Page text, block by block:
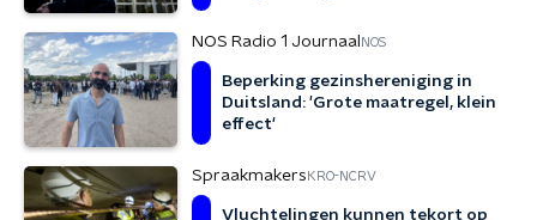
NOS Radio 1 Journaal NOS
Beperking gezinshereniging in
Duitsland: 'Grote maatregel, klein
effect'
Spraakmakers KRO-NCRV
Vluchtelingen kunnen tekort op